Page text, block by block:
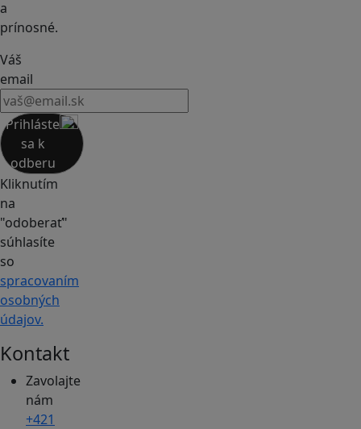
a
prínosné.
Váš
email
Prihláste
sa k
odberu
Kliknutím
na
"odoberať"
súhlasíte
so
spracovaním
osobných
údajov.
Kontakt
Zavolajte
nám
+421